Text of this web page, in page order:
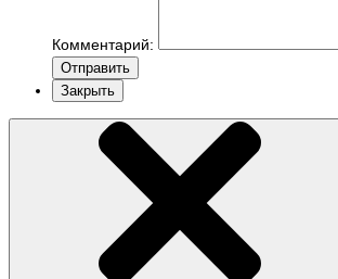
Комментарий:
Отправить
Закрыть